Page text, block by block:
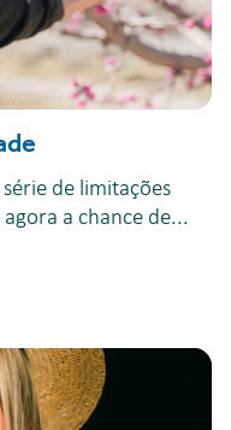
de limitações
a chance de...